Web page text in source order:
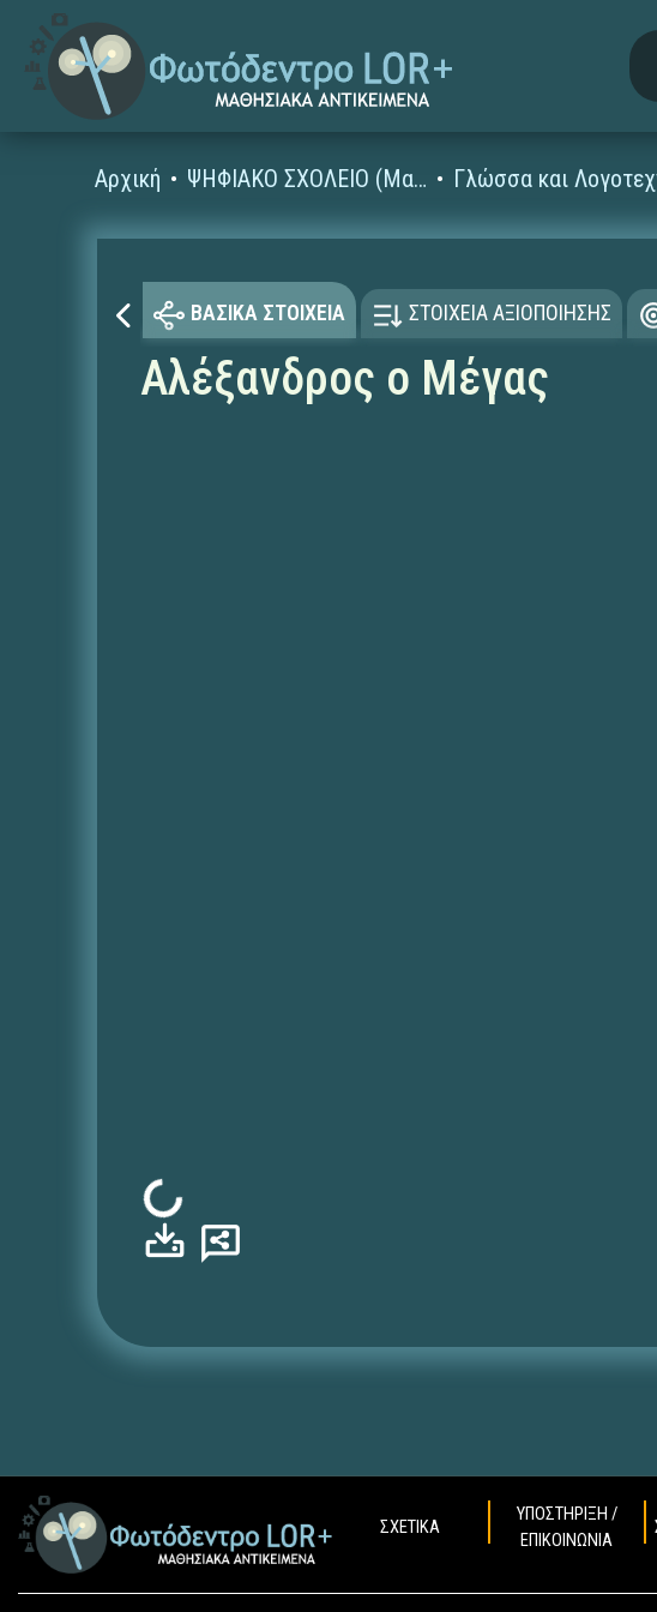
Αρχική ΨΗΦΙΑΚΟ ΣΧΟΛΕΙΟ (Μαθησιακά Αντικείμενα) Γλώσσα και
ΒΑΣΙΚΑ ΣΤΟΙΧΕΙΑ ΣΤΟΙΧΕΙΑ ΑΞΙΟΠΟΙΗΣΗΣ
Αλέξανδρος ο Μέγας
Φόρτωση...
ΣΧΕΤΙΚΑ
ΥΠΟΣΤΗΡΙΞΗ /
ΕΠΙΚΟΙΝΩΝΙΑ